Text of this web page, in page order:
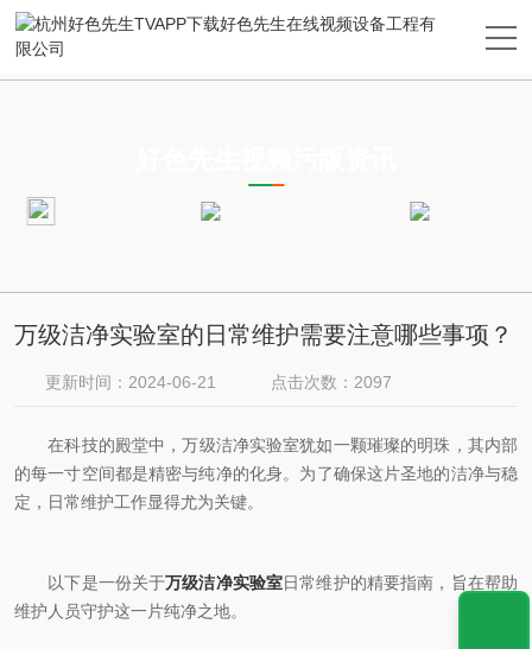
万级洁净实验室的日常维护需要注意哪些事项？
更新时间：2024-06-21 点击次数：2097
在科技的殿堂中，万级洁净实验室犹如一颗璀璨的明珠，其内部
的每一寸空间都是精密与纯净的化身。为了确保这片圣地的洁净与稳
定，日常维护工作显得尤为关键。
以下是一份关于万级洁净实验室日常维护的精要指南，旨在帮助
维护人员守护这一片纯净之地。